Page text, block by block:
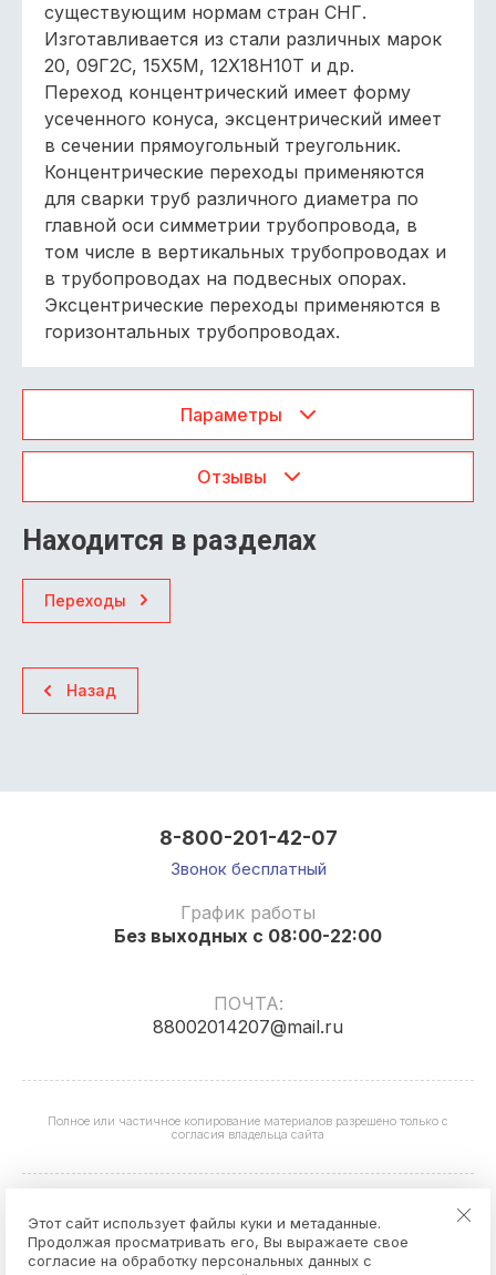
существующим нормам стран СНГ.
Изготавливается из стали различных марок
20, 09Г2С, 15Х5М, 12Х18Н10Т и др.
Переход концентрический имеет форму
усеченного конуса, эксцентрический имеет
в сечении прямоугольный треугольник.
Концентрические переходы применяются
для сварки труб различного диаметра по
главной оси симметрии трубопровода, в
том числе в вертикальных трубопроводах и
в трубопроводах на подвесных опорах.
Эксцентрические переходы применяются в
горизонтальных трубопроводах.
Параметры
Отзывы
Находится в разделах
Переходы
Назад
8-800-201-42-07
Звонок бесплатный
График работы
Без выходных с 08:00-22:00
ПОЧТА:
88002014207@mail.ru
Полное или частичное копирование материалов разрешено только с
согласия владельца сайта
Этот сайт использует файлы куки и метаданные.
Продолжая просматривать его, Вы выражаете свое
согласие на обработку персональных данных с